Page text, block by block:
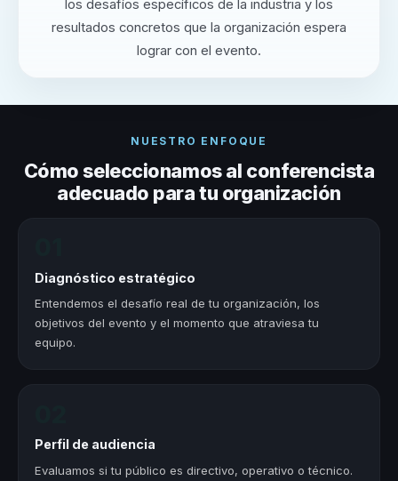
los desafíos específicos de la industria y los
resultados concretos que la organización espera
lograr con el evento.
NUESTRO ENFOQUE
Cómo seleccionamos al conferencista
adecuado para tu organización
Diagnóstico estratégico
Entendemos el desafío real de tu organización, los
objetivos del evento y el momento que atraviesa tu
equipo.
Perfil de audiencia
Evaluamos si tu público es directivo, operativo o técnico.